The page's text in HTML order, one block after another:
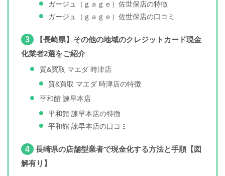
ガージュ（ｇａｇｅ）佐世保店の特徴
ガージュ（ｇａｇｅ）佐世保店の口コミ
3
【長崎県】その他の地域のクレジットカード現金
化業者2選をご紹介
質&買取 マエダ 時津店
質&買取 マエダ 時津店の特徴
平和館 諫早本店
平和館 諫早本店の特徴
平和館 諫早本店の口コミ
4
長崎県の店舗型業者で現金化する方法と手順【図
解有り】